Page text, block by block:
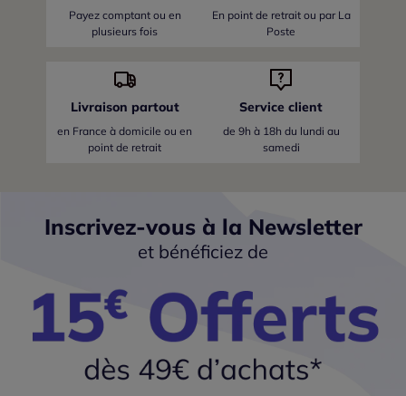
Payez comptant ou en
plusieurs fois
En point de retrait ou par La
Poste
Livraison partout
en France à domicile ou en
point de retrait
Service client
de 9h à 18h du lundi au
samedi
Inscrivez-vous à la Newsletter
et bénéficiez de